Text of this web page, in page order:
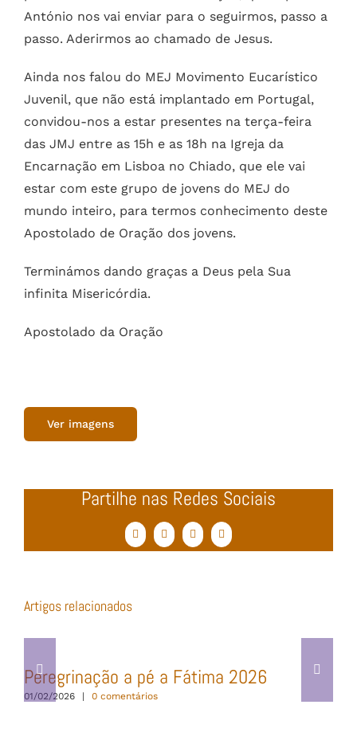
António nos vai enviar para o seguirmos, passo a
passo. Aderirmos ao chamado de Jesus.
Ainda nos falou do MEJ Movimento Eucarístico
Juvenil, que não está implantado em Portugal,
convidou-nos a estar presentes na terça-feira
das JMJ entre as 15h e as 18h na Igreja da
Encarnação em Lisboa no Chiado, que ele vai
estar com este grupo de jovens do MEJ do
mundo inteiro, para termos conhecimento deste
Apostolado de Oração dos jovens.
Terminámos dando graças a Deus pela Sua
infinita Misericórdia.
Apostolado da Oração
Ver imagens
Partilhe nas Redes Sociais
FacebookTwitterWhatsApp
Email
(necessário
Artigos relacionados
Peregrinação a pé a Fátima 2026
01/02/2026 | 0 comentários